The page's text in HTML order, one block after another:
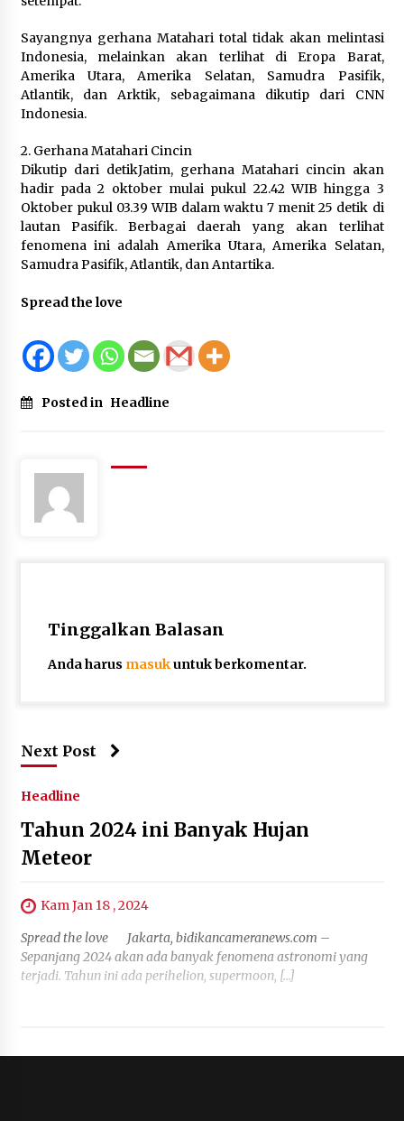
Sayangnya gerhana Matahari total tidak akan melintasi
Indonesia, melainkan akan terlihat di Eropa Barat,
Amerika Utara, Amerika Selatan, Samudra Pasifik,
Atlantik, dan Arktik, sebagaimana dikutip dari CNN
Indonesia.
2. Gerhana Matahari Cincin
Dikutip dari detikJatim, gerhana Matahari cincin akan
hadir pada 2 oktober mulai pukul 22.42 WIB hingga 3
Oktober pukul 03.39 WIB dalam waktu 7 menit 25 detik di
lautan Pasifik. Berbagai daerah yang akan terlihat
fenomena ini adalah Amerika Utara, Amerika Selatan,
Samudra Pasifik, Atlantik, dan Antartika.
Spread the love
Posted in Headline
Tinggalkan Balasan
Anda harus masukuntuk berkomentar.
Next Post
Headline
Tahun 2024 ini Banyak Hujan
Meteor
Kam Jan 18 , 2024
Spread the love Jakarta, bidikancameranews.com –
Sepanjang 2024 akan ada banyak fenomena astronomi yang
terjadi. Tahun ini ada perihelion, supermoon, […]